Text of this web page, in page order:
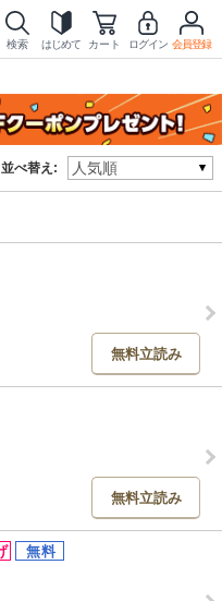
検索 はじめて カート ログイン 会員登録
並べ替え:
無料立読み
無料立読み